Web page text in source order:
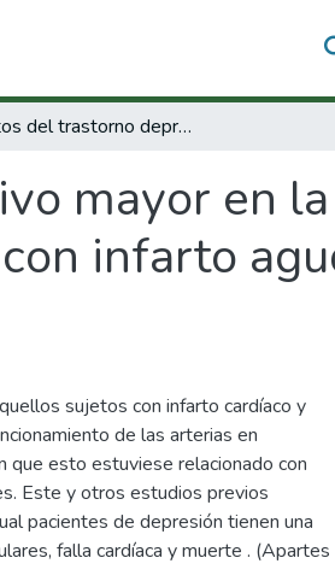
Efectos del trastorno depresivo mayor en la función endotelial vascular de pacientes con infarto agudo de miocardio esdudio dante.
mayor en la
infarto
sujetos con infarto cardíaco y
de las arterias en
que esto estuviese relacionado con
Este y otros estudios previos
pacientes de depresión tienen una
falla cardíaca y muerte . (Apartes